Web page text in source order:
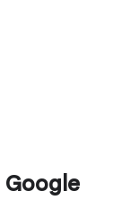
Google